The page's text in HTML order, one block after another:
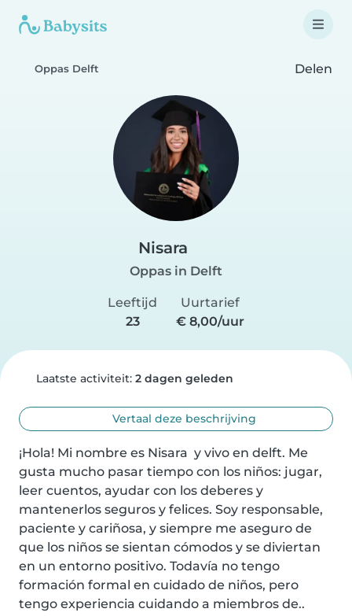
Oppas Delft Delen
Nisara
Oppas in Delft
Leeftijd
23
Uurtarief
€ 8,00/uur
Laatste activiteit: 2 dagen geleden
Vertaal deze beschrijving
¡Hola! Mi nombre es Nisara  y vivo en delft. Me
gusta mucho pasar tiempo con los niños: jugar,
leer cuentos, ayudar con los deberes y
mantenerlos seguros y felices. Soy responsable,
paciente y cariñosa, y siempre me aseguro de
que los niños se sientan cómodos y se diviertan
en un entorno positivo. Todavía no tengo
formación formal en cuidado de niños, pero
tengo experiencia cuidando a miembros de..